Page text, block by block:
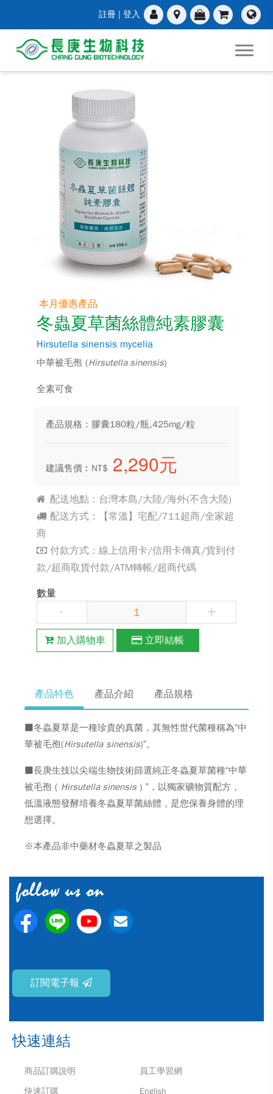
註冊 | 登入
本月優惠產品
冬蟲夏草菌絲體純素膠囊
Hirsutella sinensis mycelia
中華被毛孢 (Hirsutella sinensis)
全素可食
產品規格：膠囊180粒/瓶,425mg/粒
建議售價︰NT$ 2,290元
配送地點：台灣本島/大陸/海外(不含大陸)
配送方式：【常溫】宅配/711超商/全家超
商
付款方式：線上信用卡/信用卡傳真/貨到付
款/超商取貨付款/ATM轉帳/超商代碼
數量
- +
加入購物車 立即結帳
產品特色 產品介紹 產品規格
■冬蟲夏草是一種珍貴的真菌，其無性世代菌種稱為”中
華被毛孢(Hirsutella sinensis)”。
■長庚生技以尖端生物技術篩選純正冬蟲夏草菌種“中華
被毛孢 ( Hirsutella sinensis ) ”，以獨家礦物質配方，
低溫液態發酵培養冬蟲夏草菌絲體，是您保養身體的理
想選擇。
※本產品非中藥材冬蟲夏草之製品
訂閱電子報
快速連結
商品訂購說明
快速訂購
員工學習網
English